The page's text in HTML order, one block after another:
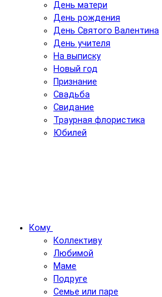
День матери
День рождения
День Святого Валентина
День учителя
На выписку
Новый год
Признание
Свадьба
Свидание
Траурная флористика
Юбилей
Кому
Коллективу
Любимой
Маме
Подруге
Семье или паре